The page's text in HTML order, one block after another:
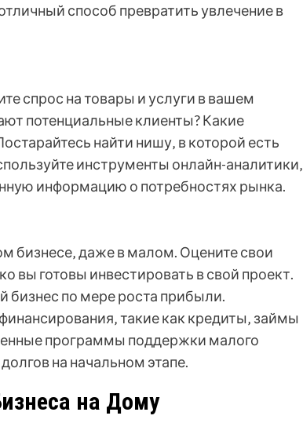
способ превратить увлечение в
спрос на товары и услуги в вашем
потенциальные клиенты? Какие
найти нишу‚ в которой есть
инструменты онлайн-аналитики‚
информацию о потребностях рынка.
бизнесе‚ даже в малом. Оцените свои
вы готовы инвестировать в свой проект.
бизнес по мере роста прибыли.
такие как кредиты‚ займы
программы поддержки малого
на начальном этапе.
на Дому